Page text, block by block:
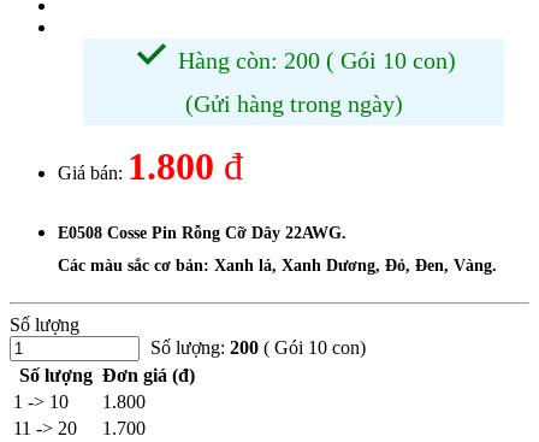
Hàng còn: 200 ( Gói 10 con)
(Gửi hàng trong ngày)
Giá bán: 1.800 đ
E0508 Cosse Pin Rỗng Cỡ Dây 22AWG.
Các màu sắc cơ bản: Xanh lá, Xanh Dương, Đỏ, Đen, Vàng.
Số lượng
Số lượng: 200 ( Gói 10 con)
Số lượng Đơn giá (đ)
1 -> 10
1.800
11 -> 20
1.700